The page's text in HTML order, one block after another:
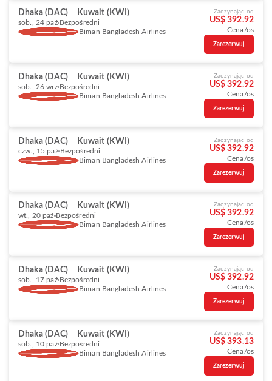
Dhaka (DAC) Kuwait (KWI)
sob., 24 paź Bezpośredni
Biman Bangladesh Airlines
Zaczynając od
US$ 392.92
Cena/os
Zarezerwuj
Dhaka (DAC) Kuwait (KWI)
sob., 26 wrz Bezpośredni
Biman Bangladesh Airlines
Zaczynając od
US$ 392.92
Cena/os
Zarezerwuj
Dhaka (DAC) Kuwait (KWI)
czw., 15 paź Bezpośredni
Biman Bangladesh Airlines
Zaczynając od
US$ 392.92
Cena/os
Zarezerwuj
Dhaka (DAC) Kuwait (KWI)
wt., 20 paź Bezpośredni
Biman Bangladesh Airlines
Zaczynając od
US$ 392.92
Cena/os
Zarezerwuj
Dhaka (DAC) Kuwait (KWI)
sob., 17 paź Bezpośredni
Biman Bangladesh Airlines
Zaczynając od
US$ 392.92
Cena/os
Zarezerwuj
Dhaka (DAC) Kuwait (KWI)
sob., 10 paź Bezpośredni
Biman Bangladesh Airlines
Zaczynając od
US$ 393.13
Cena/os
Zarezerwuj